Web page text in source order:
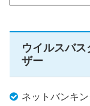
ウイルスバ
ザー
ネットバンキ